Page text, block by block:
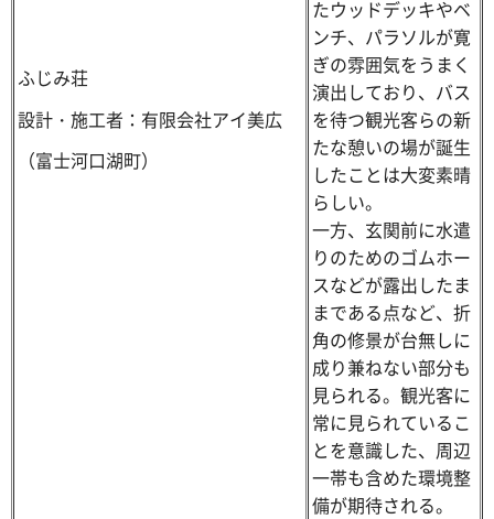
ふじみ荘
設計・施工者：有限会社アイ美広
（富士河口湖町）
たウッドデッキやベ
ンチ、パラソルが寛
ぎの雰囲気をうまく
演出しており、バス
を待つ観光客らの新
たな憩いの場が誕生
したことは大変素晴
らしい。
一方、玄関前に水遣
りのためのゴムホー
スなどが露出したま
まである点など、折
角の修景が台無しに
成り兼ねない部分も
見られる。観光客に
常に見られているこ
とを意識した、周辺
一帯も含めた環境整
備が期待される。